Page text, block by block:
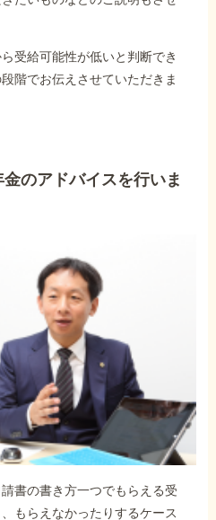
受給可能性が低いと判断でき
階でお伝えさせていただきま
のアドバイスを行いま
書の書き方一つでもらえる受
もらえなかったりするケース